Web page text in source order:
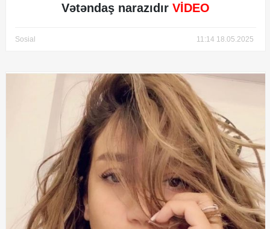
Vətəndaş narazıdır VİDEO
Sosial 11:14 18.05.2025